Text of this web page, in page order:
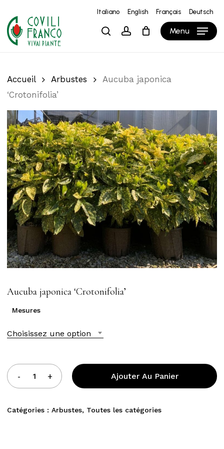
main
content
Italiano English Français Deutsch
searchaccount Menu
Panier Close
Cart
Accueil Arbustes
Aucuba japonica
‘Crotonifolia’
Aucuba japonica ‘Crotonifolia’
Mesures
Choisissez une option
Ajouter Au Panier
Catégories : Arbustes, Toutes les catégories